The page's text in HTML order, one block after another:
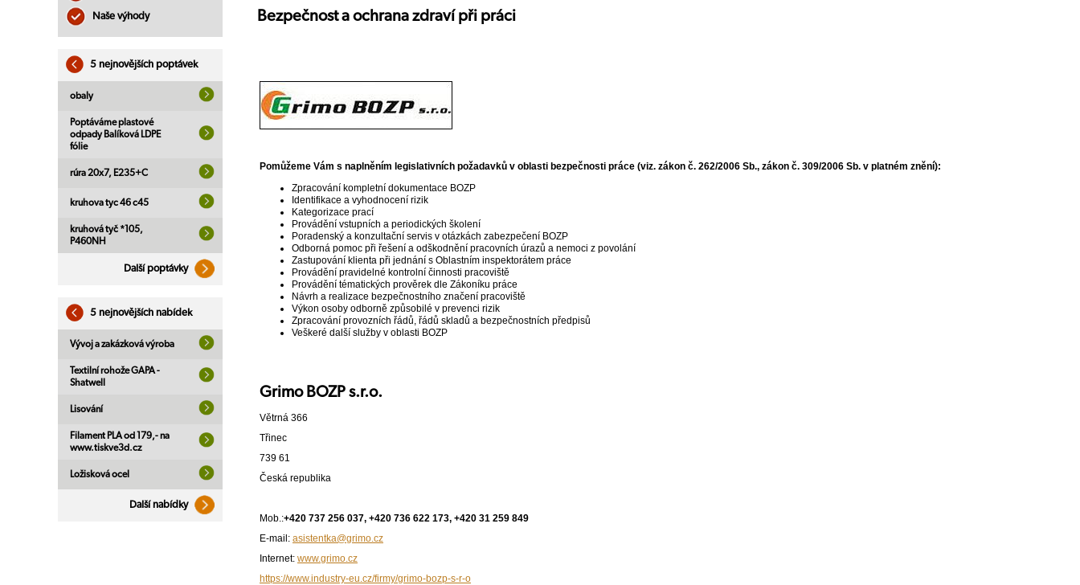
Naše výhody
5 nejnovějších poptávek
obaly
Poptáváme plastové
odpady Balíková LDPE
fólie
rúra 20x7, E235+C
kruhova tyc 46 c45
kruhová tyč *105,
P460NH
Další poptávky
5 nejnovějších nabídek
Vývoj a zakázková výroba
Textilní rohože GAPA -
Shatwell
Lisování
Filament PLA od 179,- na
www.tiskve3d.cz
Ložisková ocel
Další nabídky
Bezpečnost a ochrana zdraví při práci
Pomůžeme Vám s naplněním legislativních požadavků v oblasti bezpečnosti práce (viz. zákon č. 262/2006 Sb., zákon č. 309/2006 Sb. v platném znění):
Zpracování kompletní dokumentace BOZP
Identifikace a vyhodnocení rizik
Kategorizace prací
Provádění vstupních a periodických školení
Poradenský a konzultační servis v otázkách zabezpečení BOZP
Odborná pomoc při řešení a odškodnění pracovních úrazů a nemoci z povolání
Zastupování klienta při jednání s Oblastním inspektorátem práce
Provádění pravidelné kontrolní činnosti pracoviště
Provádění tématických prověrek dle Zákoníku práce
Návrh a realizace bezpečnostního značení pracoviště
Výkon osoby odborně způsobilé v prevenci rizik
Zpracování provozních řádů, řádů skladů a bezpečnostních předpisů
Veškeré další služby v oblasti BOZP
Grimo BOZP s.r.o.
Větrná 366
Třinec
739 61
Česká republika
Mob.:+420 737 256 037, +420 736 622 173, +420 31 259 849
E-mail: asistentka@grimo.cz
Internet: www.grimo.cz
https://www.industry-eu.cz/firmy/grimo-bozp-s-r-o